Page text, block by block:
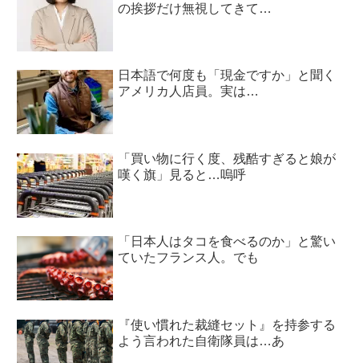
の挨拶だけ無視してきて…
日本語で何度も「現金ですか」と聞く
アメリカ人店員。実は…
「買い物に行く度、残酷すぎると娘が
嘆く旗」見ると…嗚呼
「日本人はタコを食べるのか」と驚い
ていたフランス人。でも
『使い慣れた裁縫セット』を持参する
よう言われた自衛隊員は…あ